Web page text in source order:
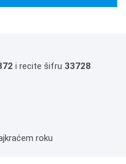
i recite šifru 33728
roku